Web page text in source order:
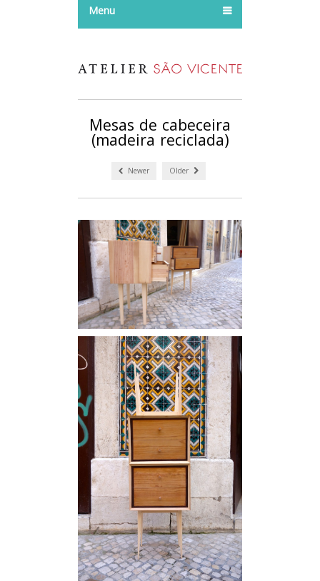
Menu
Mesas de cabeceira
(madeira reciclada)
Newer Older